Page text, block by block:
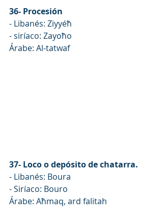
36- Procesión
- Libanés: Ziyyéħ
- siríaco: Zayoħo
Árabe: Al-tatwaf
37- Loco o depósito de chatarra.
- Libanés: Boura
- Siríaco: Bouro
Árabe: Aħmaq, ard falitah